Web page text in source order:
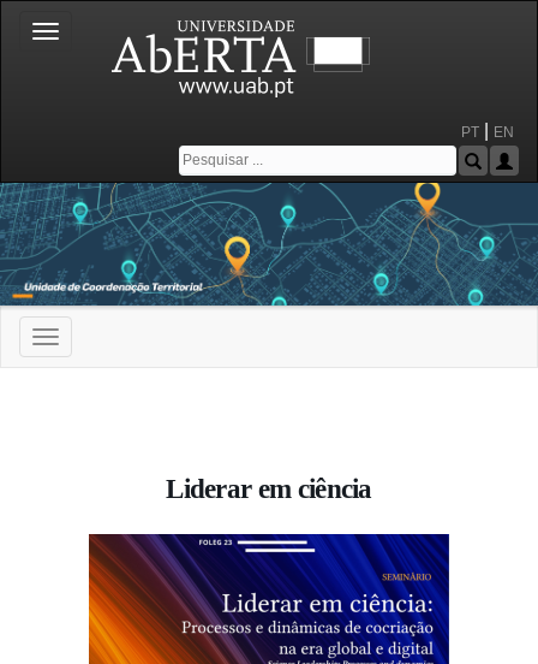
Toggle
navigation
PT EN
Toggle
navigation
Liderar em ciência